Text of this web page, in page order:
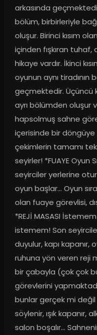
arkasında
bölüm, birbirleriyle
oluşur. Birinci kısım
içinden fışkıran tuhaf,
hikaye vardır. İkinci
oyunun aynı tiradının
geçmektedir. Üçüncü
ayrı bölümden oluşur
hapsolmuş sahne
içerisinde bir döngüye
çekimlerin tamamı
seyirler! *FUAYE Oyun
seyirciler yerlerine
oyun başlar… Oyun
olan fuaye görevlisi,
*REJİ MASASI
istemem! Son
duyulur, kapı kapanır,
ruhuna yön veren reji
bir çabayla (çok çok
görevlerini
bunlar gerçek mi
söylenir, ışık kapanır,
salon boşalır…